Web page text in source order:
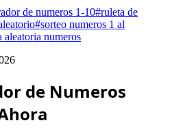
de numeros 1-10#ruleta de
#sorteo numeros 1 al
aleatoria numeros
de Numeros